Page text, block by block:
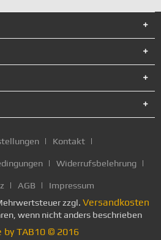
Kontakt
Widerrufsbelehrung
AGB
Impressum
zzgl. Versandkosten
wenn nicht anders beschrieben
by TAB10 © 2016